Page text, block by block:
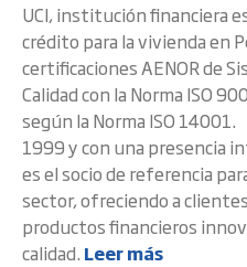
UCI, institución financiera
crédito para la vivienda en
certificaciones AENOR de
Calidad con la Norma ISO
según la Norma ISO
1999 y con una presencia
es el socio de referencia
sector, ofreciendo a
productos financieros
calidad. Leer más